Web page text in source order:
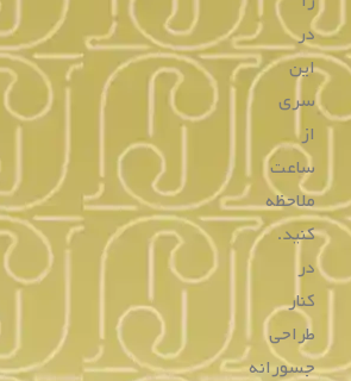
آن
را
از
فروشگاه
اینترنتی
ما
خریداری
کنید.
از
طراحی‌های
کلاسیک